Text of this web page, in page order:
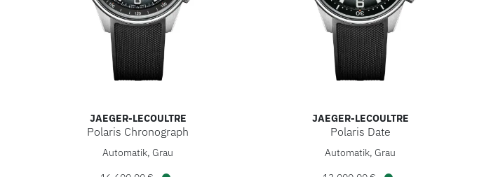
Ref: Q9028181, Preis: 17.500,00 €, Verfügbar
JAEGER-LECOULTRE
Polaris Chronograph
Jaeger-LeCoultre Polaris Chronograph, Ref: Q9028651, Preis: 16.600,00 €, Verfügbar
Automatik, Grau
JAEGER-LECOULTRE
Polaris Date
Jaeger-LeCoultre Polaris Date, Ref:
Automatik, Grau